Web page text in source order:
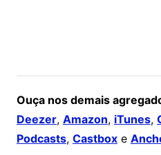
Ouça nos demais
Deezer, Amazon, iTunes,
Podcasts, Castboxe